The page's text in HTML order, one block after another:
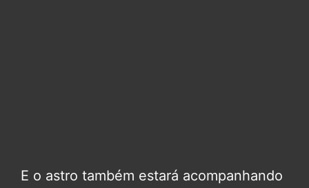
E o astro também estará acompanhando